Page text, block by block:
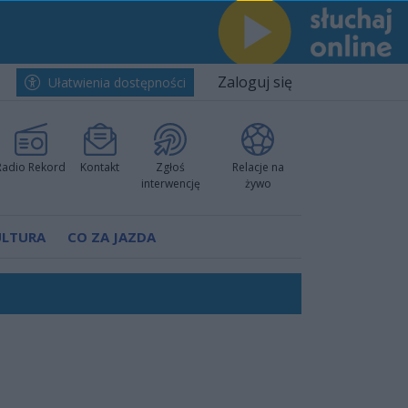
Ułatwienia dostępności Zaloguj się
Rekord Kontakt
Zgłoś
interwencję
Relacje na
żywo
CO ZA JAZDA